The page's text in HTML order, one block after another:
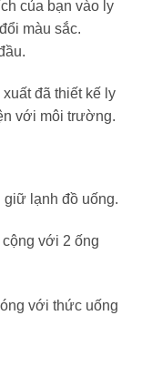
của bạn vào ly
màu sắc.
đã thiết kế ly
với môi trường.
lạnh đồ uống.
với 2 ống
với thức uống